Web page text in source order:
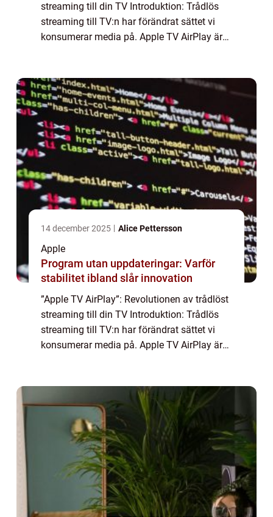
streaming till din TV Introduktion: Trådlös
streaming till TV:n har förändrat sättet vi
konsumerar media på. Apple TV AirPlay är
14 december 2025 Alice Pettersson
Apple
Program utan uppdateringar: Varför
stabilitet ibland slår innovation
”Apple TV AirPlay”: Revolutionen av trådlöst
streaming till din TV Introduktion: Trådlös
streaming till TV:n har förändrat sättet vi
konsumerar media på. Apple TV AirPlay är